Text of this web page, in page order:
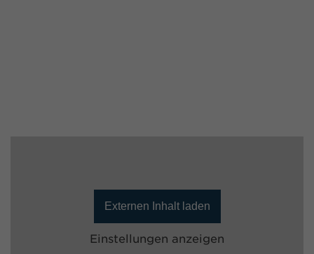
Externen Inhalt laden
Einstellungen anzeigen